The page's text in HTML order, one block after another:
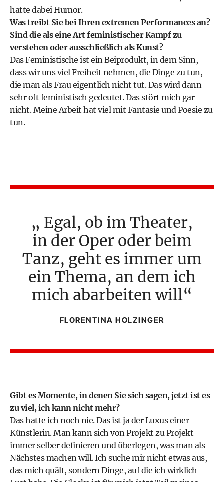
hatte dabei Humor.
Was treibt Sie bei Ihren extremen Performances an?
Sind die als eine Art feministischer Kampf zu
verstehen oder ausschließlich als Kunst?
Das Feministische ist ein Beiprodukt, in dem Sinn,
dass wir uns viel Freiheit nehmen, die Dinge zu tun,
die man als Frau eigentlich nicht tut. Das wird dann
sehr oft feministisch gedeutet. Das stört mich gar
nicht. Meine Arbeit hat viel mit Fantasie und Poesie zu
tun.
Egal, ob im Theater,
in der Oper oder beim
Tanz, geht es immer um
ein Thema, an dem ich
mich abarbeiten will
FLORENTINA HOLZINGER
Gibt es Momente, in denen Sie sich sagen, jetzt ist es
zu viel, ich kann nicht mehr?
Das hatte ich noch nie. Das ist ja der Luxus einer
Künstlerin. Man kann sich von Projekt zu Projekt
immer selber definieren und überlegen, was man als
Nächstes machen will. Ich suche mir nicht etwas aus,
das mich quält, sondern Dinge, auf die ich wirklich